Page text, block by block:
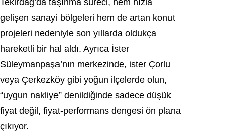
Tekirdağ’da taşınma süreci, hem hızla
gelişen sanayi bölgeleri hem de artan konut
projeleri nedeniyle son yıllarda oldukça
hareketli bir hal aldı. Ayrıca İster
Süleymanpaşa’nın merkezinde, ister Çorlu
veya Çerkezköy gibi yoğun ilçelerde olun,
“uygun nakliye” denildiğinde sadece düşük
fiyat değil, fiyat-performans dengesi ön plana
çıkıyor.